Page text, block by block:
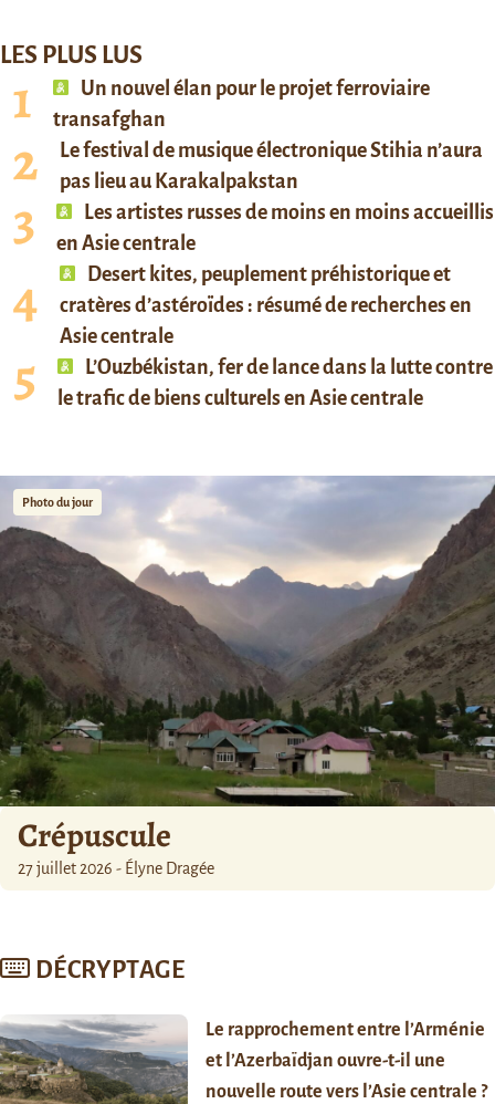
LES PLUS LUS
Un nouvel élan pour le projet ferroviaire
transafghan
Le festival de musique électronique Stihia n’aura
pas lieu au Karakalpakstan
Les artistes russes de moins en moins accueillis
en Asie centrale
Desert kites, peuplement préhistorique et
cratères d’astéroïdes : résumé de recherches en
Asie centrale
L’Ouzbékistan, fer de lance dans la lutte contre
le trafic de biens culturels en Asie centrale
Photo du jour
Crépuscule
27 juillet 2026 - Élyne Dragée
DÉCRYPTAGE
Le rapprochement entre l’Arménie
et l’Azerbaïdjan ouvre-t-il une
nouvelle route vers l’Asie centrale ?